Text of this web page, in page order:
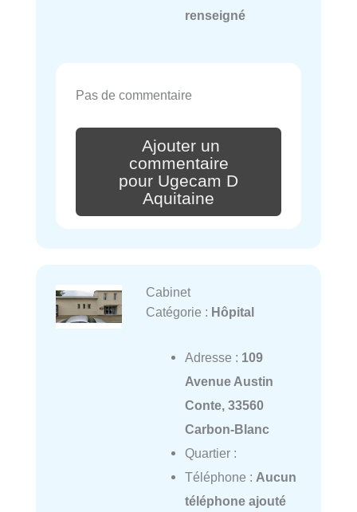
renseigné
Pas de commentaire
Ajouter un
commentaire
pour Ugecam D
Aquitaine
Cabinet
Catégorie : Hôpital
Adresse : 109
Avenue Austin
Conte, 33560
Carbon-Blanc
Quartier :
Téléphone : Aucun
téléphone ajouté